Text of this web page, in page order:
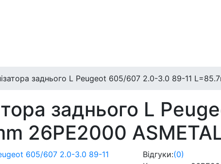
заднього L Peugeot 605/607 2.0-3.0 89-11
заднього L
26PE2000
Відгуки:(0)